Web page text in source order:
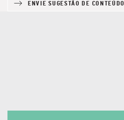
ENVIE SUGESTÃO DE CONTEÚDO